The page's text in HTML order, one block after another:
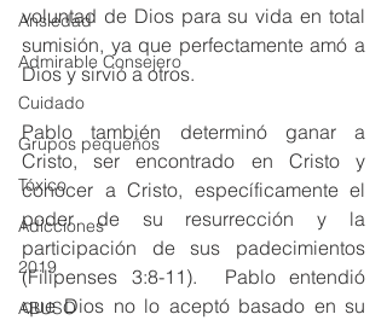
Ansiedad
Admirable Consejero
Cuidado
Grupos pequeños
Tóxico
Adicciones
2019
ABUSO
voluntad de Dios para su vida en total
sumisión, ya que perfectamente amó a
Dios y sirvió a otros.
Pablo también determinó ganar a
Cristo, ser encontrado en Cristo y
conocer a Cristo, específicamente el
poder de su resurrección y la
participación de sus padecimientos
(Filipenses 3:8-11).  Pablo entendió
que Dios no lo aceptó basado en su